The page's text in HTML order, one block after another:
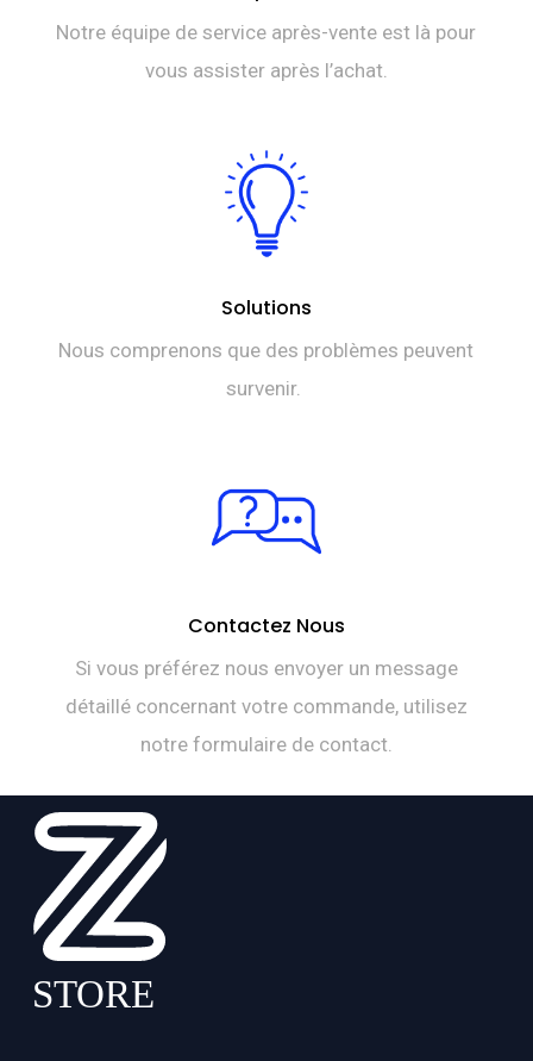
Notre équipe de service après-vente est là pour
vous assister après l’achat.
Solutions
Nous comprenons que des problèmes peuvent
survenir.
Contactez Nous
Si vous préférez nous envoyer un message
détaillé concernant votre commande, utilisez
notre formulaire de contact.